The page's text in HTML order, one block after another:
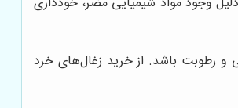
و رطوبت باشد. از خرید زغال‌های خرد